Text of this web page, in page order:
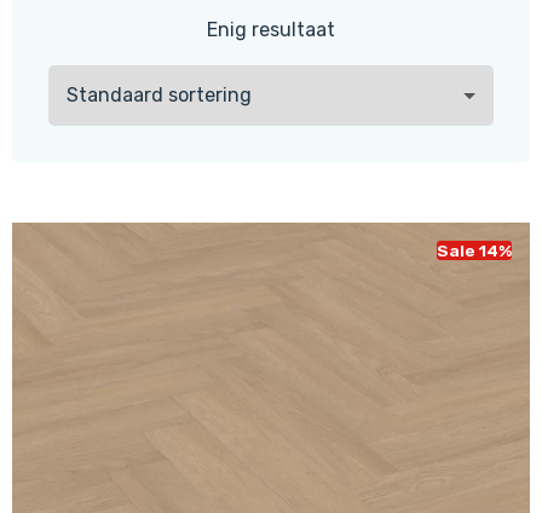
Enig resultaat
Sale 14%